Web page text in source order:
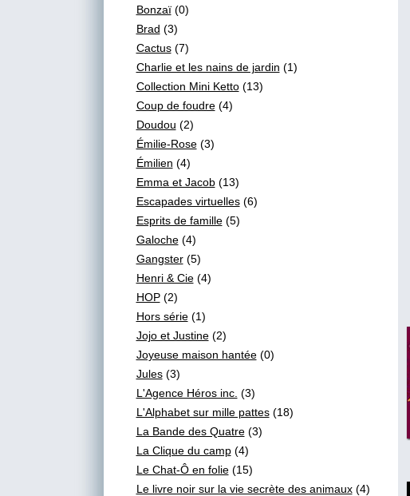
Bonzaï(0)
Brad (3)
Cactus(7)
Charlie et les nains de jardin (1)
Collection Mini Ketto(13)
Coup de foudre(4)
Doudou (2)
Émilie-Rose(3)
Émilien (4)
Emma et Jacob(13)
Escapades virtuelles(6)
Esprits de famille(5)
Galoche(4)
Gangster(5)
Henri & Cie(4)
HOP(2)
Hors série(1)
Jojo et Justine(2)
Joyeuse maison hantée(0)
Jules(3)
L'Agence Héros inc. (3)
L'Alphabet sur mille pattes(18)
La Bande des Quatre(3)
La Clique du camp(4)
Le Chat-Ô en folie(15)
Le livre noir sur la vie secrète des animaux(4)